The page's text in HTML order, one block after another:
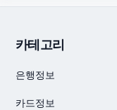
카테고리
은행정보
카드정보